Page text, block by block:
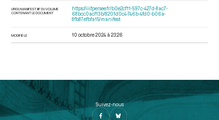
URI DU MANIFEST IIIF DU VOLUME
CONTENANT LE DOCUMENT
https://iiif.persee.fr/b0e2cf11-597c-427d-8ac7-
68bcc0acf13b/8201d0c4-746b-4fd0-b06a-
8fb87efbfa15/manifest
MODIFIÉ LE 10 octobre 2024 à 23:26
Suivez-nous